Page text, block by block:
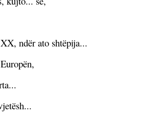
ndër ato shtëpija...